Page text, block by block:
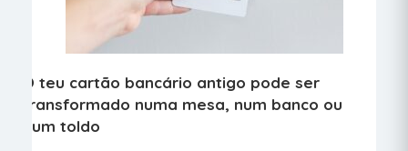
O teu cartão bancário antigo pode ser
transformado numa mesa, num banco ou
num toldo